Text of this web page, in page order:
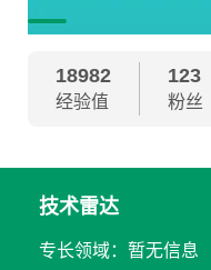
18982
经验值
123
粉丝
技术雷达
专长领域：暂无信息